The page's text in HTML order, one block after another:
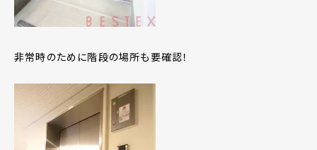
非常時のために階段の場所も要確認！